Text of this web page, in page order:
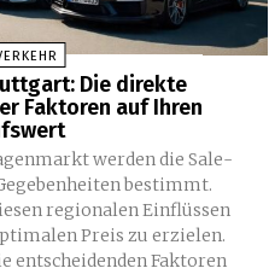
Die direkte
Faktoren auf Ihren
werden die Sale-
bestimmt.
regionalen Einflüssen
Preis zu erzielen.
entscheidenden Faktoren